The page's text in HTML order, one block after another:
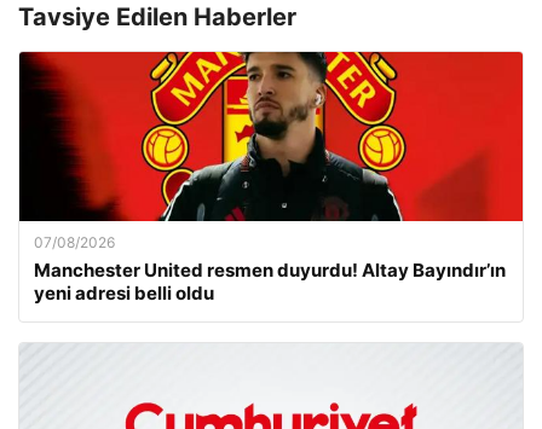
Tavsiye Edilen Haberler
07/08/2026
Manchester United resmen duyurdu! Altay Bayındır’ın
yeni adresi belli oldu